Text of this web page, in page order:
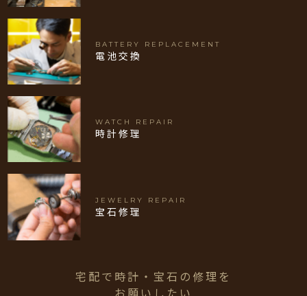
BATTERY REPLACEMENT
電池交換
WATCH REPAIR
時計修理
JEWELRY REPAIR
宝石修理
宅配で時計・宝石の修理を